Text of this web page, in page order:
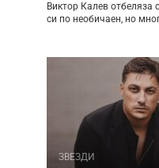
Виктор Калев отбеляза
си по необичаен, но
ЗВЕЗДИ